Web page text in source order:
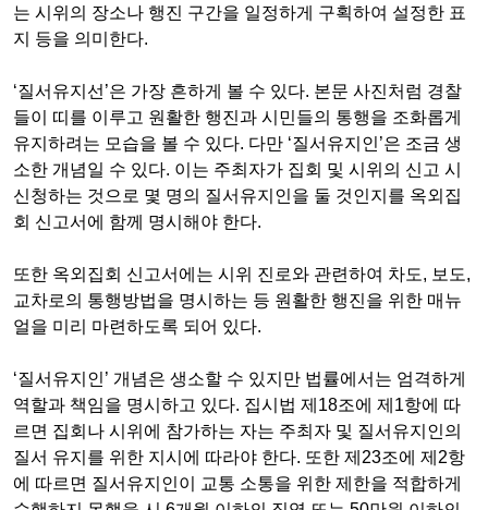
는 시위의 장소나 행진 구간을 일정하게 구획하여 설정한 표
지 등을 의미한다.
‘질서유지선 ’은 가장 흔하게 볼 수 있다. 본문 사진처럼 경찰
들이 띠를 이루고 원활한 행진과 시민들의 통행을 조화롭게
유지하려는 모습을 볼 수 있다. 다만 ‘질서유지인’은 조금 생
소한 개념일 수 있다. 이는 주최자가 집회 및 시위의 신고 시
신청하는 것으로 몇 명의 질서유지인을 둘 것인지를 옥외집
회 신고서에 함께 명시해야 한다.
또한 옥외집회 신고서에는 시위 진로와 관련하여 차도, 보도,
교차로의 통행방법을 명시하는 등 원활한 행진을 위한 매뉴
얼을 미리 마련하도록 되어 있다.
‘질서유지인’ 개념은 생소할 수 있지만 법률에서는 엄격하게
역할과 책임을 명시하고 있다. 집시법 제 18조에 제 1항에 따
르면 집회나 시위에 참가하는 자는 주최자 및 질서유지인의
질서 유지를 위한 지시에 따라야 한다. 또한 제 23조에 제 2항
에 따르면 질서유지인이 교통 소통을 위한 제한을 적합하게